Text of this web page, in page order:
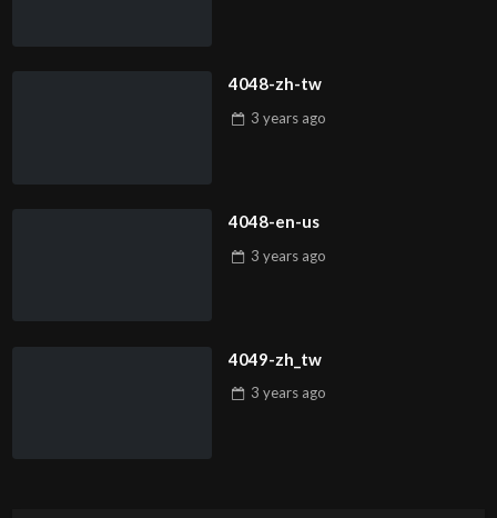
4048-zh-tw
3 years ago
4048-en-us
3 years ago
4049-zh_tw
3 years ago